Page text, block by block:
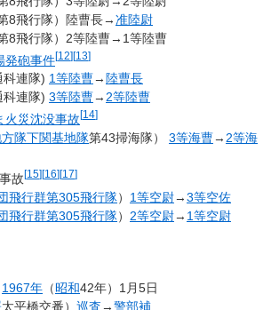
8飛行隊）陸曹長→准陸尉
8飛行隊）2等陸曹→1等陸曹
発砲事件[12][13]
科連隊) 1等陸曹→ 陸曹長
科連隊) 3等陸曹→2等陸曹
火災沈没事故[14]
隊下関基地隊第43掃海隊） 3等海曹→ 2等海
故[15][16][17]
飛行群第305飛行隊） 1等空尉→3等空佐
飛行群第305飛行隊） 2等空尉→ 1等空尉
1967年 （昭和42年）1月5日
太平橋交番） 巡査→警部補